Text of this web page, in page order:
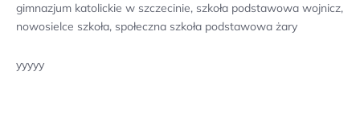
gimnazjum katolickie w szczecinie, szkoła podstawowa wojnicz,
nowosielce szkoła, społeczna szkoła podstawowa żary
yyyyy